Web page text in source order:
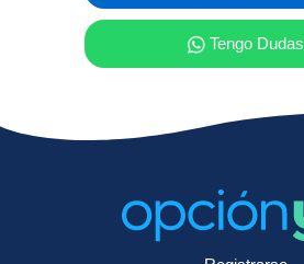
Tengo Dudas